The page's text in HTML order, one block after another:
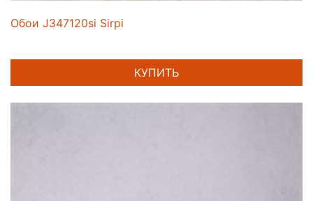
Обои J347120si Sirpi
КУПИТЬ